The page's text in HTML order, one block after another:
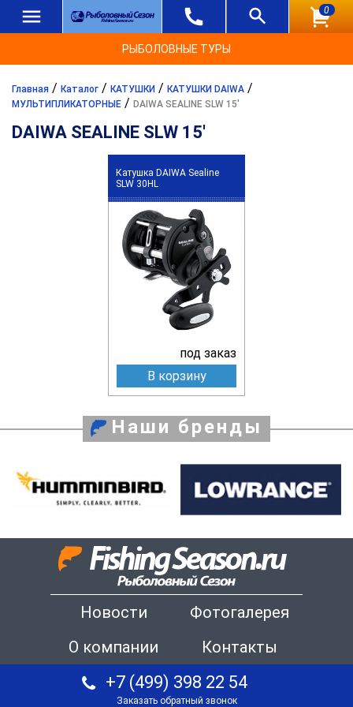
0
РЫБОЛОВНЫЕ ТУРЫ
Главная / Каталог / КАТУШКИ / КАТУШКИ DAIWA /
МУЛЬТИПЛИКАТОРНЫЕ / DAIWA SEALINE SLW 15'
DAIWA SEALINE SLW 15'
Катушка DAIWA Sealine
SLW 30HL
под заказ
В корзину
Наши бренды
Новости
Фотогалерея
О компании
Контакты
+7 (499) 398 22 54
Заказать обратный звонок